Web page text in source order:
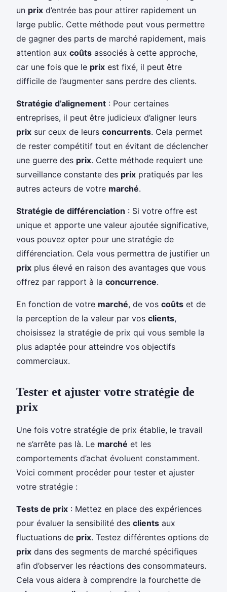
un prix d’entrée bas pour attirer rapidement un
large public. Cette méthode peut vous permettre
de gagner des parts de marché rapidement, mais
attention aux coûts associés à cette approche,
car une fois que le prix est fixé, il peut être
difficile de l’augmenter sans perdre des clients.
Stratégie d’alignement : Pour certaines
entreprises, il peut être judicieux d’aligner leurs
prix sur ceux de leurs concurrents. Cela permet
de rester compétitif tout en évitant de déclencher
une guerre des prix. Cette méthode requiert une
surveillance constante des prix pratiqués par les
autres acteurs de votre marché.
Stratégie de différenciation : Si votre offre est
unique et apporte une valeur ajoutée significative,
vous pouvez opter pour une stratégie de
différenciation. Cela vous permettra de justifier un
prix plus élevé en raison des avantages que vous
offrez par rapport à la concurrence.
En fonction de votre marché, de vos coûts et de
la perception de la valeur par vos clients,
choisissez la stratégie de prix qui vous semble la
plus adaptée pour atteindre vos objectifs
commerciaux.
Tester et ajuster votre stratégie de
prix
Une fois votre stratégie de prix établie, le travail
ne s’arrête pas là. Le marché et les
comportements d’achat évoluent constamment.
Voici comment procéder pour tester et ajuster
votre stratégie :
Tests de prix : Mettez en place des expériences
pour évaluer la sensibilité des clients aux
fluctuations de prix. Testez différentes options de
prix dans des segments de marché spécifiques
afin d’observer les réactions des consommateurs.
Cela vous aidera à comprendre la fourchette de